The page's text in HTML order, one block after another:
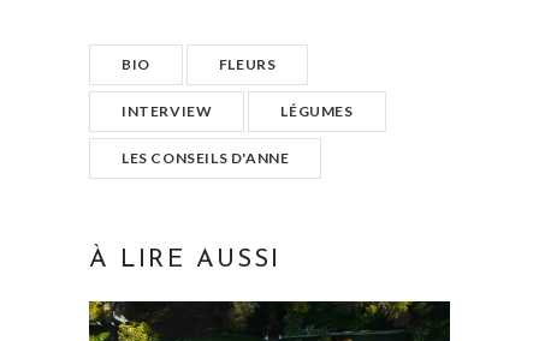
BIO FLEURS
INTERVIEW LÉGUMES
LES CONSEILS D'ANNE
À LIRE AUSSI